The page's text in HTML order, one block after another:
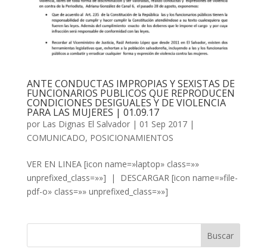
ANTE CONDUCTAS IMPROPIAS Y SEXISTAS DE
FUNCIONARIOS PUBLICOS QUE REPRODUCEN
CONDICIONES DESIGUALES Y DE VIOLENCIA
PARA LAS MUJERES | 01.09.17
por Las Dignas El Salvador| 01 Sep 2017|
COMUNICADO, POSICIONAMIENTOS
VER EN LINEA [icon name=»laptop» class=»»
unprefixed_class=»»] | DESCARGAR [icon name=»file-
pdf-o» class=»» unprefixed_class=»»]